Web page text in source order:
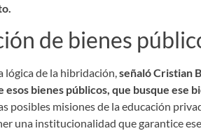
de bienes
lógica de la hibridación,señaló Cristian
esos bienes públicos, que busque ese
posibles misiones de la educación
una institucionalidad que garantice